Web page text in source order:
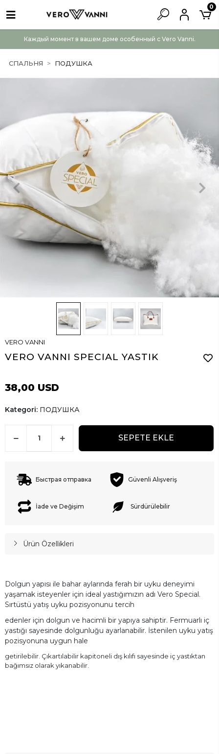
Каждый момент в вашем доме особенный с Vero Vanni.
0
СПАЛЬНЯ ПОДУШКА
VERO VANNI
VERO VANNI SPECIAL YASTIK
38,00 USD
Kategori: ПОДУШКА
SEPETE EKLE
Быстрая отправка Güvenli Alışveriş
İade ve Değişim Sürdürülebilir
Ürün Özellikleri
Dolgun yapısı ile bahar aylarında ferah bir uyku deneyimi
yaşamak isteyenler için ideal yastığımızın adı Vero Special.
Sırtüstü yatış uyku pozisyonunu tercih
edenler için dolgun ve hacimli bir yapıya sahiptir. Fermuarlı iç
yastığı sayesinde dolgunluğu ayarlanabilir. İstenilen uyku yatış
pozisyonuna uygun hale
getirilebilir. Çıkartılabilir kapitoneli dış kılıfı sayesinde iç yastıktan
bağımsız olarak yıkanabilir.